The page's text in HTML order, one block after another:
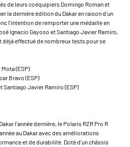
de leurs coéquipiers Domingo Roman et
la dernière édition du Dakar en raison d'un
l'intention de remporter une médaille en
Ignacio Gayoso et Santiago Javier Ramiro,
effectué de nombreux tests pour se
(ESP)
Bravo (ESP)
Santiago Javier Ramiro (ESP)
l'année dernière, le Polaris RZR Pro R
au Dakar avec des améliorations
et de durabilité. Doté d'un châssis